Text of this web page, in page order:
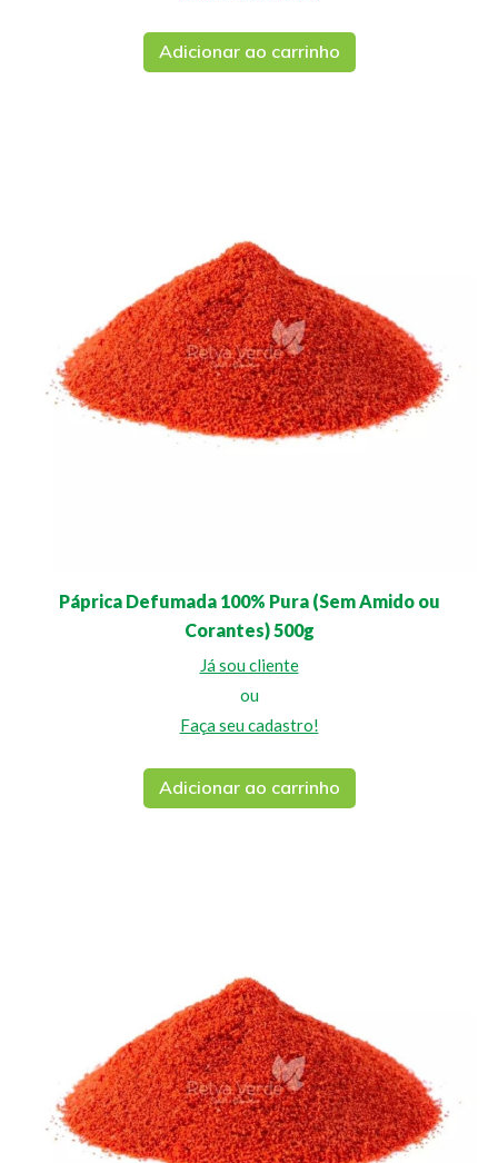
Adicionar ao carrinho
Páprica Defumada 100% Pura (Sem Amido ou
Corantes) 500g
Já sou cliente
ou
Faça seu cadastro!
Adicionar ao carrinho